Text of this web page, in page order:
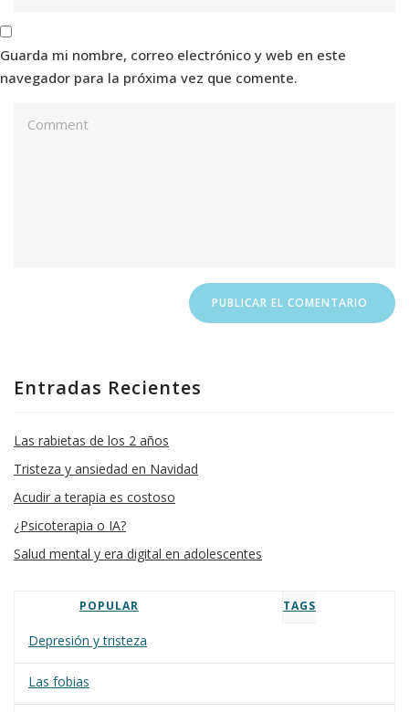
Guarda mi nombre, correo electrónico y web en este
navegador para la próxima vez que comente.
Entradas Recientes
Las rabietas de los 2 años
Tristeza y ansiedad en Navidad
Acudir a terapia es costoso
¿Psicoterapia o IA?
Salud mental y era digital en adolescentes
POPULAR TAGS
Depresión y tristeza
Las fobias